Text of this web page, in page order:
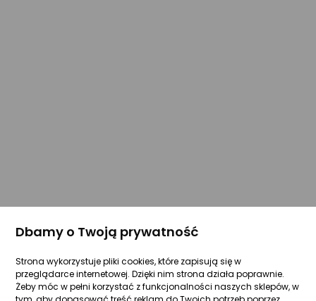
Dbamy o Twoją prywatność
Strona wykorzystuje pliki cookies, które zapisują się w
przeglądarce internetowej. Dzięki nim strona działa poprawnie.
Żeby móc w pełni korzystać z funkcjonalności naszych sklepów, w